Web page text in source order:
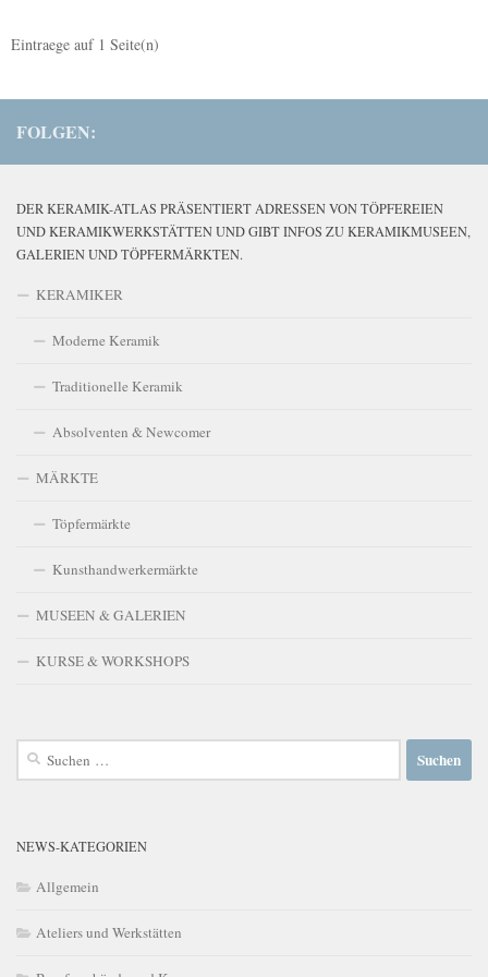
Eintraege auf 1 Seite(n)
FOLGEN:
DER KERAMIK-ATLAS PRÄSENTIERT ADRESSEN VON TÖPFEREIEN
UND KERAMIKWERKSTÄTTEN UND GIBT INFOS ZU KERAMIKMUSEEN,
GALERIEN UND TÖPFERMÄRKTEN.
KERAMIKER
Moderne Keramik
Traditionelle Keramik
Absolventen & Newcomer
MÄRKTE
Töpfermärkte
Kunsthandwerkermärkte
MUSEEN & GALERIEN
KURSE & WORKSHOPS
Suchen
NEWS-KATEGORIEN
Allgemein
Ateliers und Werkstätten